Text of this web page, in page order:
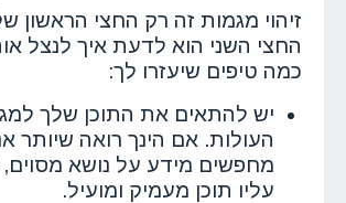
זיהוי מגמות זה רק החצי הראשון
החצי השני הוא לדעת איך לנצל
כמה טיפים שיעזרו לך:
יש להתאים את התוכן שלך
העולות. אם הינך רואה שיותר
מחפשים מידע על נושא מסוים,
עליו תוכן מעמיק ומועיל.